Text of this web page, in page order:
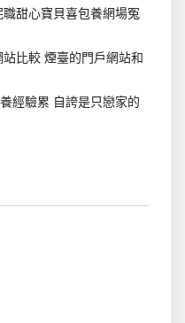
職甜心寶貝喜包養網場冤
比較 煙臺的門戶網站和
經驗累 自誇是只戀家的